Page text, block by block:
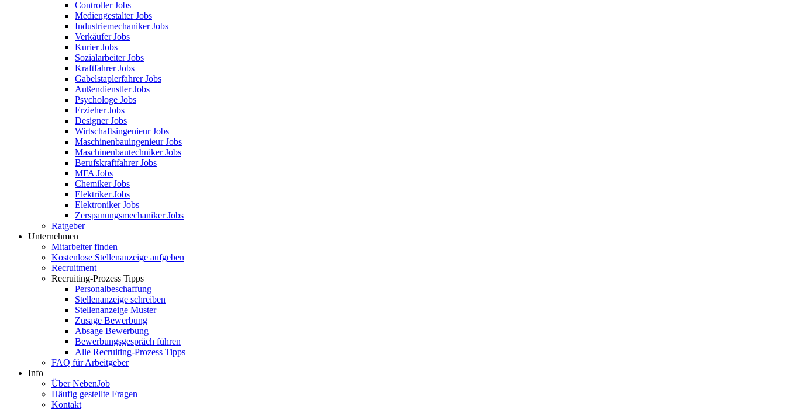
Controller Jobs
Mediengestalter Jobs
Industriemechaniker Jobs
Verkäufer Jobs
Kurier Jobs
Sozialarbeiter Jobs
Kraftfahrer Jobs
Gabelstaplerfahrer Jobs
Außendienstler Jobs
Psychologe Jobs
Erzieher Jobs
Designer Jobs
Wirtschaftsingenieur Jobs
Maschinenbauingenieur Jobs
Maschinenbautechniker Jobs
Berufskraftfahrer Jobs
MFA Jobs
Chemiker Jobs
Elektriker Jobs
Elektroniker Jobs
Zerspanungsmechaniker Jobs
Ratgeber
Unternehmen
Mitarbeiter finden
Kostenlose Stellenanzeige aufgeben
Recruitment
Recruiting-Prozess Tipps
Personalbeschaffung
Stellenanzeige schreiben
Stellenanzeige Muster
Zusage Bewerbung
Absage Bewerbung
Bewerbungsgespräch führen
Alle Recruiting-Prozess Tipps
FAQ für Arbeitgeber
Info
Über NebenJob
Häufig gestellte Fragen
Kontakt